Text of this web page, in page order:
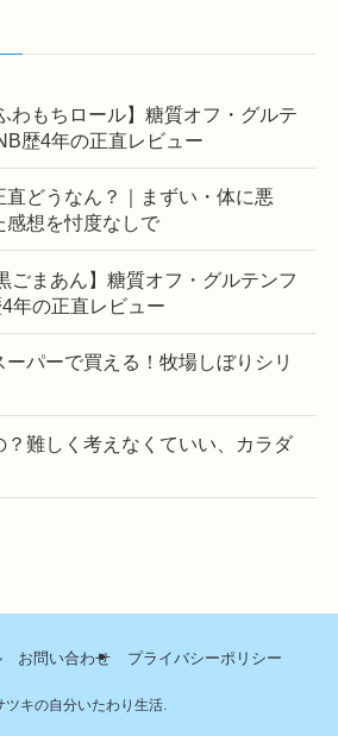
わもちロール】糖質オフ・グルテ
歴4年の正直レビュー
直どうなん？｜まずい・体に悪
感想を忖度なしで
ごまあん】糖質オフ・グルテンフ
年の正直レビュー
ーパーで買える！牧場しぼりシリ
難しく考えなくていい、カラダ
お問い合わせ プライバシーポリシー
キの自分いたわり生活.